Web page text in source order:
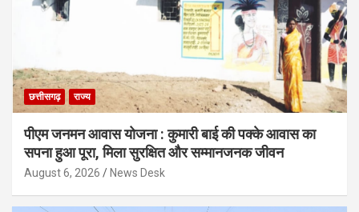
छत्तीसगढ़ राज्य
पीएम जनमन आवास योजना : कुमारी बाई की पक्के आवास का
सपना हुआ पूरा, मिला सुरक्षित और सम्मानजनक जीवन
August 6, 2026 News Desk